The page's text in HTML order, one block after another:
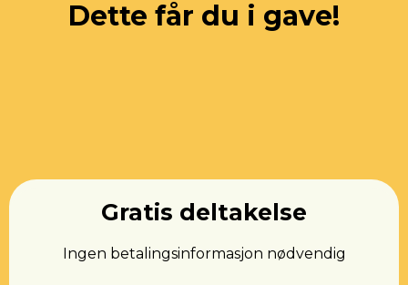
Dette får du i gave!
Gratis deltakelse
Ingen betalingsinformasjon nødvendig